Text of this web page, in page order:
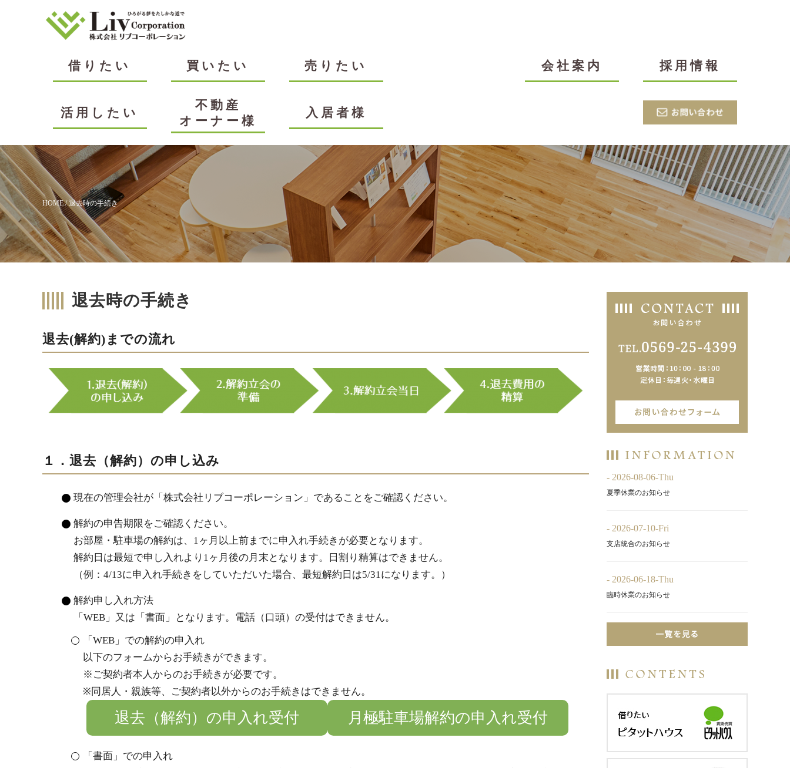
借りたい 買いたい 売りたい
活用したい
不動産
オーナー様
入居者様
会社案内 採用情報
HOME/ 退去時の手続き
退去時の手続き
退去(解約)までの流れ
１．退去（解約）の申し込み
現在の管理会社が「株式会社リブコーポレーション」であることをご確認ください。
解約の申告期限をご確認ください。
お部屋・駐車場の解約は、1ヶ月以上前までに申入れ手続きが必要となります。
解約日は最短で申し入れより1ヶ月後の月末となります。日割り精算はできません。
（例：4/13に申入れ手続きをしていただいた場合、最短解約日は5/31になります。）
解約申し入れ方法
「WEB」又は「書面」となります。電話（口頭）の受付はできません。
「WEB」での解約の申入れ
以下のフォームからお手続きができます。
※ご契約者本人からのお手続きが必要です。
※同居人・親族等、ご契約者以外からのお手続きはできません。
退去（解約）の申入れ受付 月極駐車場解約の申入れ受付
「書面」での申入れ
- 2026-08-06-Thu
夏季休業のお知らせ
- 2026-07-10-Fri
支店統合のお知らせ
- 2026-06-18-Thu
臨時休業のお知らせ